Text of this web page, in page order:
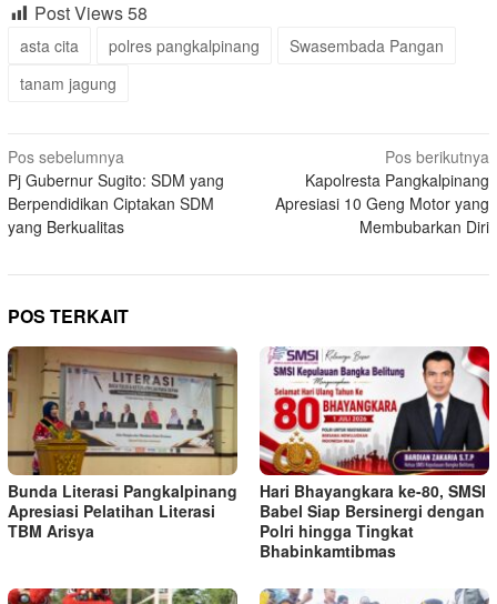
Post Views58
asta cita polres pangkalpinang
Swasembada Pangan
tanam jagung
Navigasi
pos
Pos sebelumnya
Pj Gubernur Sugito: SDM yang
Berpendidikan Ciptakan SDM
yang Berkualitas
Pos berikutnya
Kapolresta Pangkalpinang
Apresiasi 10 Geng Motor yang
Membubarkan Diri
POS TERKAIT
Bunda Literasi Pangkalpinang
Apresiasi Pelatihan Literasi
TBM Arisya
Hari Bhayangkara ke-80, SMSI
Babel Siap Bersinergi dengan
Polri hingga Tingkat
Bhabinkamtibmas